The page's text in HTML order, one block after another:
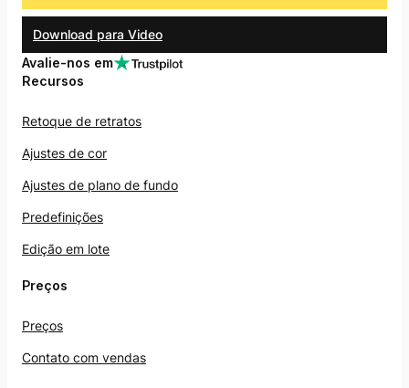
Download para Video
Avalie-nos em
Recursos
Retoque de retratos
Ajustes de cor
Ajustes de plano de fundo
Predefinições
Edição em lote
Preços
Preços
Contato com vendas